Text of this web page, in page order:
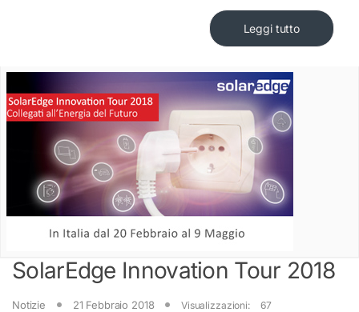
Leggi tutto
SolarEdge Innovation Tour 2018
Notizie 21 Febbraio 2018 Visualizzazioni: 67